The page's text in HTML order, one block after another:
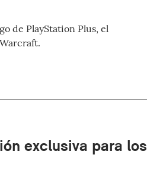
de PlayStation Plus, el
exclusiva para los